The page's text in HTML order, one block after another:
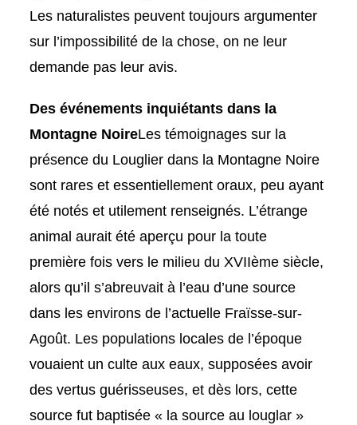
Les naturalistes peuvent toujours argumenter
sur l’impossibilité de la chose, on ne leur
demande pas leur avis.
Des événements inquiétants dans la
Montagne NoireLes témoignages sur la
présence du Louglier dans la Montagne Noire
sont rares et essentiellement oraux, peu ayant
été notés et utilement renseignés. L’étrange
animal aurait été aperçu pour la toute
première fois vers le milieu du XVIIème siècle,
alors qu’il s’abreuvait à l’eau d’une source
dans les environs de l’actuelle Fraïsse-sur-
Agoût. Les populations locales de l’époque
vouaient un culte aux eaux, supposées avoir
des vertus guérisseuses, et dès lors, cette
source fut baptisée « la source au louglar »